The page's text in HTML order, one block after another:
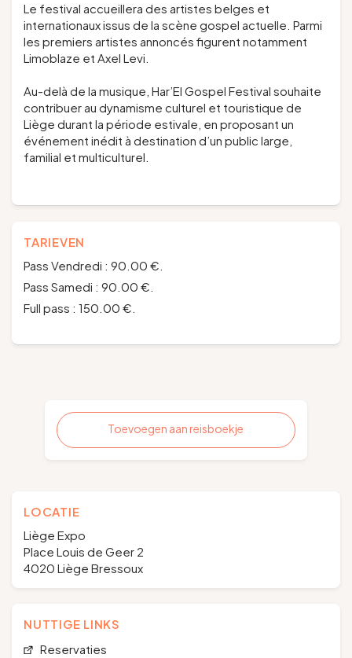
Le festival accueillera des artistes belges et
internationaux issus de la scène gospel actuelle. Parmi
les premiers artistes annoncés figurent notamment
Limoblaze et Axel Levi.
Au-delà de la musique, Har’El Gospel Festival souhaite
contribuer au dynamisme culturel et touristique de
Liège durant la période estivale, en proposant un
événement inédit à destination d’un public large,
familial et multiculturel.
TARIEVEN
Pass Vendredi : 90.00 €.
Pass Samedi : 90.00 €.
Full pass : 150.00 €.
Toevoegen aan reisboekje
LOCATIE
Liège Expo
Place Louis de Geer 2
4020 Liège Bressoux
NUTTIGE LINKS
Reservaties